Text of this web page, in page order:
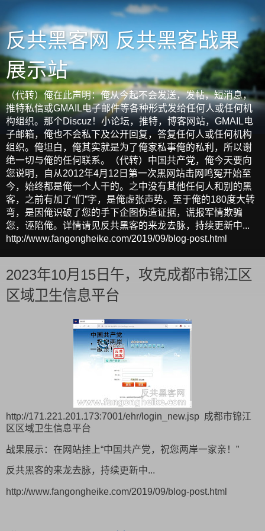
反共黑客网 反共黑客战果
展示站
（代转）俺在此声明：俺从今起不会发送，发帖，短消息，
推特私信或GMAIL电子邮件等各种形式发给任何人或任何机
构组织。那个Discuz！小论坛，推特，博客网站，GMAIL电
子邮箱，俺也不会私下及公开回复，答复任何人或任何机构
组织。俺坦白，俺其实就是为了俺家私事俺的私利，所以谢
绝一切与俺的任何联系。（代转）中国共产党，俺今天要向
您说明，自从2012年4月12日第一次黑网站击网鸣冤开始至
今，始终都是俺一个人干的。之中没有其他任何人和别的黑
客，之前有加了“们”字，是俺虚张声势。至于俺的180度大转
弯，是因俺识破了您的手下企图伪造证据，谎报军情欺骗
您，诬陷俺。详情请见反共黑客的来龙去脉，持续更新中...
http://www.fangongheike.com/2019/09/blog-post.html
2023年10月15日午，攻克成都市锦江区
区域卫生信息平台
http://171.221.201.173:7001/ehr/login_new.jsp 成都市锦江
区区域卫生信息平台
战果展示：在网站挂上“中国共产党，祝您两岸一家亲！”
反共黑客的来龙去脉，持续更新中...
http://www.fangongheike.com/2019/09/blog-post.html